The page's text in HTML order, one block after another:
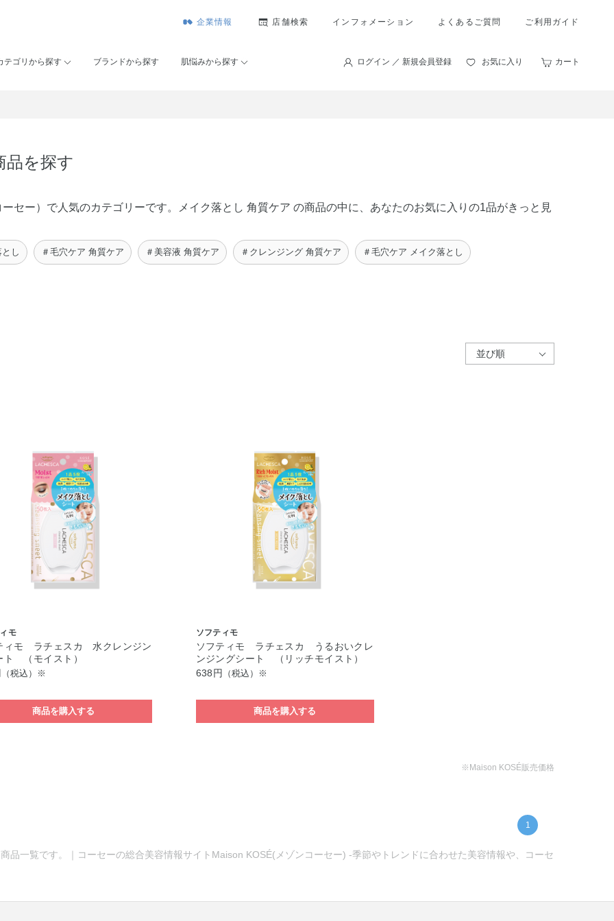
企業情報 店舗検索 インフォメーション よくあるご質問 ご利用ガイド
テゴリから探す ブランドから探す 肌悩みから探す ログイン ／ 新規会員登録 お気に入り カート
品を探す
セー）で人気のカテゴリーです。メイク落とし 角質ケア の商品の中に、あなたのお気に入りの1品がきっと見
し ＃毛穴ケア 角質ケア ＃美容液 角質ケア ＃クレンジング 角質ケア ＃毛穴ケア メイク落とし
モ
ィモ ラチェスカ 水クレンジン
ト （モイスト）
（税込）※
商品を購入する
ソフティモ
ソフティモ ラチェスカ うるおいクレ
ンジングシート （リッチモイスト）
638円
（税込）※
商品を購入する
※Maison KOSÉ販売価格
1
品一覧です。｜コーセーの総合美容情報サイトMaison KOSÉ(メゾンコーセー) -季節やトレンドに合わせた美容情報や、コーセ